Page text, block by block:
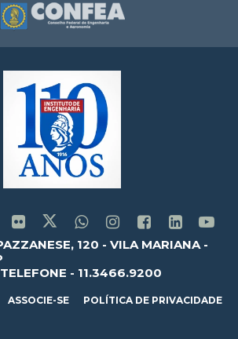
120 - VILA MARIANA -
- 11.3466.9200
ASSOCIE-SE POLÍTICA DE PRIVACIDADE